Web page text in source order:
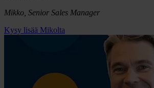
Mikko, Senior Sales Manager
Kysy lisää Mikolta